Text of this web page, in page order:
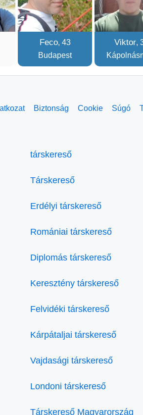
Feco, 43
Budapest
Viktor,
Biztonság Cookie Súgó
társkereső
Társkereső
Erdélyi társkereső
Romániai társkereső
Diplomás társkereső
Keresztény társkereső
Felvidéki társkereső
Kárpátaljai társkereső
Vajdasági társkereső
Londoni társkereső
Társkereső Magyarország